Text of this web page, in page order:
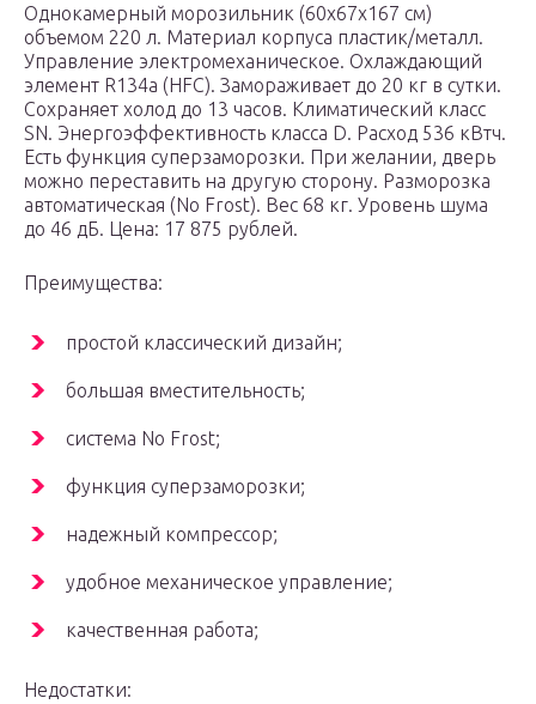
Однокамерный морозильник (60х67х167 см)
объемом 220 л. Материал корпуса пластик/металл.
Управление электромеханическое. Охлаждающий
элемент R134a (HFC). Замораживает до 20 кг в сутки.
Сохраняет холод до 13 часов. Климатический класс
SN. Энергоэффективность класса D. Расход 536 кВтч.
Есть функция суперзаморозки. При желании, дверь
можно переставить на другую сторону. Разморозка
автоматическая (No Frost). Вес 68 кг. Уровень шума
до 46 дБ. Цена: 17 875 рублей.
Преимущества:
простой классический дизайн;
большая вместительность;
система No Frost;
функция суперзаморозки;
надежный компрессор;
удобное механическое управление;
качественная работа;
Недостатки: